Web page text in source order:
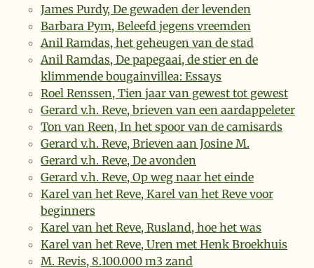
James Purdy, De gewaden der levenden
Barbara Pym, Beleefd jegens vreemden
Anil Ramdas, het geheugen van de stad
Anil Ramdas, De papegaai, de stier en de
klimmende bougainvillea: Essays
Roel Renssen, Tien jaar van gewest tot gewest
Gerard v.h. Reve, brieven van een aardappeleter
Ton van Reen, In het spoor van de camisards
Gerard v.h. Reve, Brieven aan Josine M.
Gerard v.h. Reve, De avonden
Gerard v.h. Reve, Op weg naar het einde
Karel van het Reve, Karel van het Reve voor
beginners
Karel van het Reve, Rusland, hoe het was
Karel van het Reve, Uren met Henk Broekhuis
M. Revis, 8.100.000 m3 zand